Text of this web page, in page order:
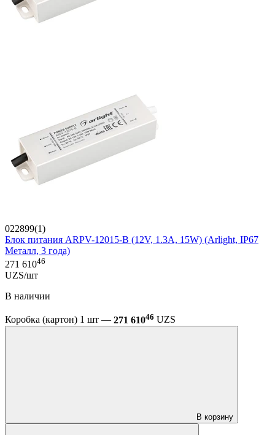
022899(1)
Блок питания ARPV-12015-B (12V, 1.3A, 15W) (Arlight, IP67
Металл, 3 года)
271 61046
UZS/шт
В наличии
Коробка (картон) 1 шт — 271 61046 UZS
В корзину